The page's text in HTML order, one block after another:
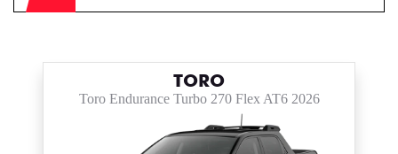
TORO
Toro Endurance Turbo 270 Flex AT6 2026